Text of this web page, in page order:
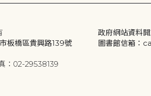
板橋區貴興路139號
：02-29538139
政府網站資料
圖書館信箱：